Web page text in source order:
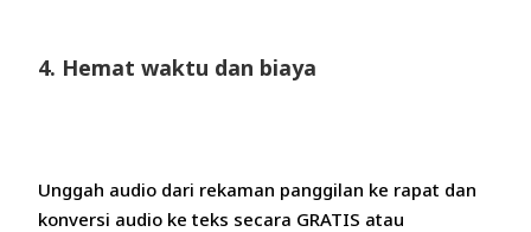
4. Hemat waktu dan biaya
Unggah audio dari rekaman panggilan ke rapat dan
konversi audio ke teks secara GRATIS atau